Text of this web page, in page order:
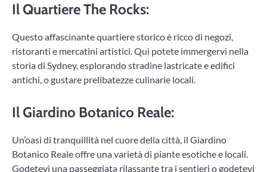
Il Quartiere The Rocks:
Questo affascinante quartiere storico è ricco di negozi,
ristoranti e mercatini artistici. Qui potete immergervi nella
storia di Sydney, esplorando stradine lastricate e edifici
antichi, o gustare prelibatezze culinarie locali.
Il Giardino Botanico Reale:
Un’oasi di tranquillità nel cuore della città, il Giardino
Botanico Reale offre una varietà di piante esotiche e locali.
Godetevi una passeggiata rilassante tra i sentieri o godetevi